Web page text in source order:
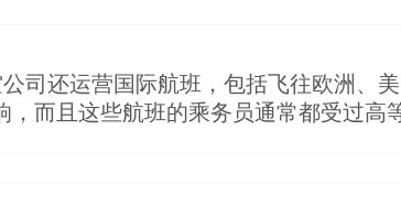
司还运营国际航班，包括飞往欧洲、
而且这些航班的乘务员通常都受过高